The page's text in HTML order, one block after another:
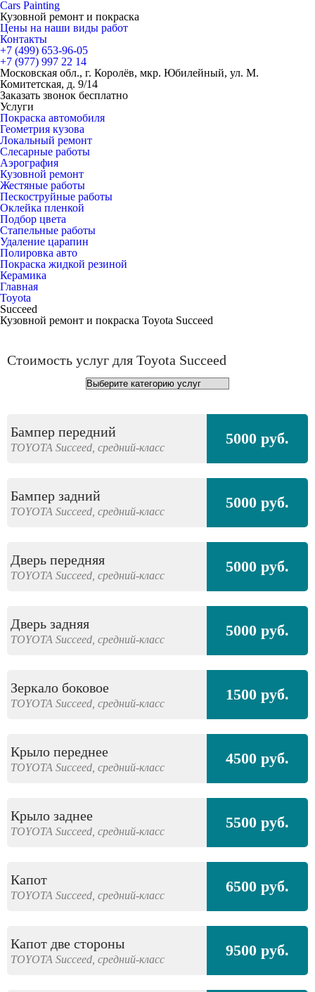
Cars Painting
Кузовной ремонт и покраска
Цены на наши виды работ
Контакты
+7 (499) 653-96-05
+7 (977) 997 22 14
Московская обл., г. Королёв, мкр. Юбилейный, ул. М.
Комитетская, д. 9/14
Заказать звонок бесплатно
Услуги
Покраска автомобиля
Геометрия кузова
Локальный ремонт
Слесарные работы
Аэрография
Кузовной ремонт
Жестяные работы
Пескоструйные работы
Оклейка пленкой
Подбор цвета
Стапельные работы
Удаление царапин
Полировка авто
Покраска жидкой резиной
Керамика
Главная
Toyota
Succeed
Кузовной ремонт и покраска Toyota Succeed
Стоимость услуг для Toyota Succeed
Бампер передний
TOYOTA Succeed, средний-класс 5000 руб.
Бампер задний
TOYOTA Succeed, средний-класс 5000 руб.
Дверь передняя
TOYOTA Succeed, средний-класс 5000 руб.
Дверь задняя
TOYOTA Succeed, средний-класс 5000 руб.
Зеркало боковое
TOYOTA Succeed, средний-класс 1500 руб.
Крыло переднее
TOYOTA Succeed, средний-класс 4500 руб.
Крыло заднее
TOYOTA Succeed, средний-класс 5500 руб.
Капот
TOYOTA Succeed, средний-класс 6500 руб.
Капот две стороны
TOYOTA Succeed, средний-класс 9500 руб.